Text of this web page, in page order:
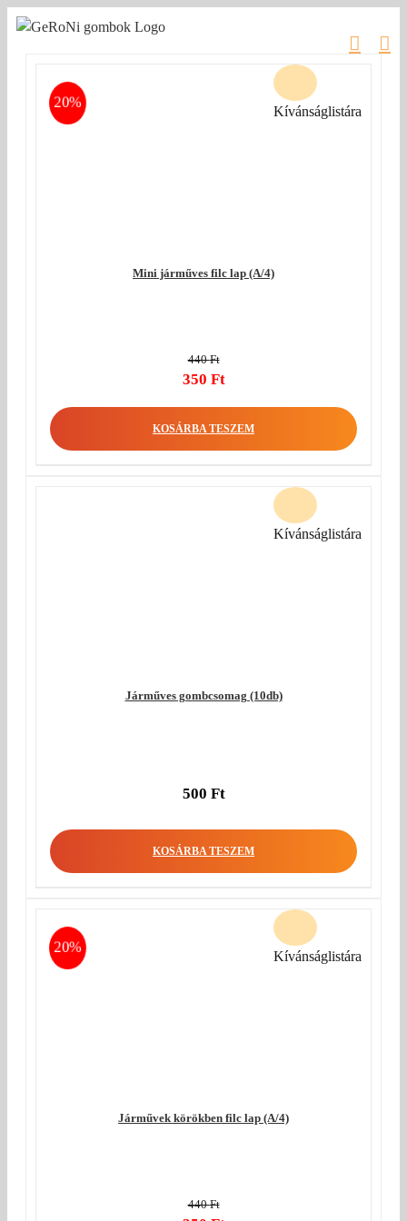
Kihagyás
20%
Mini járműves filc lap (A/4)
440Ft
Original
was:
350 Ft
price
KOSÁRBA TESZEM
Kívánságlistára
Járműves gombcsomag (10db)
500 Ft
KOSÁRBA TESZEM
Kívánságlistára
20%
Járművek körökben filc lap (A/4)
440Ft
Kívánságlistára